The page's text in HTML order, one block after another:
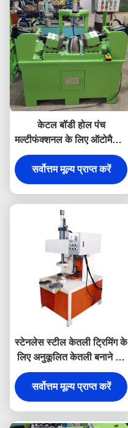
केटल बॉडी होल पंच
मल्टीफंक्शनल के लिए ऑटोमैटिक
केटल मेकिंग मशीन
सर्वोत्तम मूल्य प्राप्त करें
स्टेनलेस स्टील केतली ट्रिमिंग के
लिए अनुकूलित केतली बनाने की
मशीन
सर्वोत्तम मूल्य प्राप्त करें